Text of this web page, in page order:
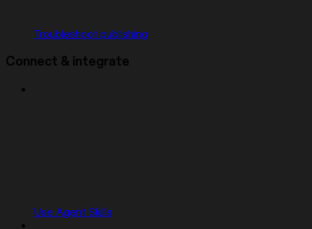
Troubleshoot publishing
Connect & integrate
Use Agent Skills